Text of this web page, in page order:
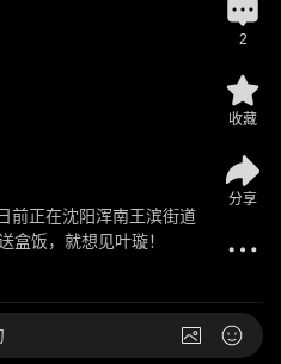
前正在沈阳浑南王滨街道
盒饭，就想见叶璇！
2
收藏
分享